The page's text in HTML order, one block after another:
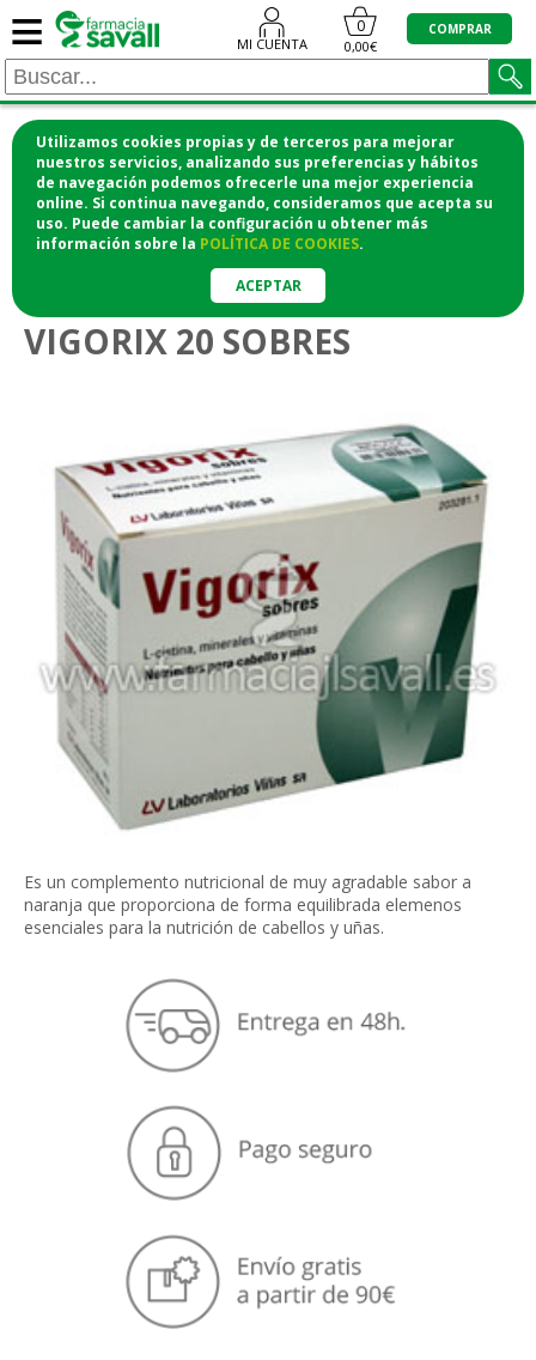
Utilizamos cookies propias y de terceros para mejorar
nuestros servicios, analizando sus preferencias y hábitos
de navegación podemos ofrecerle una mejor experiencia
online. Si continua navegando, consideramos que acepta su
uso. Puede cambiar la configuración u obtener más
información sobre la POLÍTICA DE COOKIES.
ACEPTAR
≡ MI CUENTA
0
0,00€
COMPRAR
¡COMPRA CÓMODAMENTE DESDE CASA Y RECOGE
EN LA FARMACIA!
o si lo prefieres te lo mandamos a casa
> Cabello y uñas
VIGORIX 20 SOBRES
Es un complemento nutricional de muy agradable sabor a
naranja que proporciona de forma equilibrada elemenos
esenciales para la nutrición de cabellos y uñas.